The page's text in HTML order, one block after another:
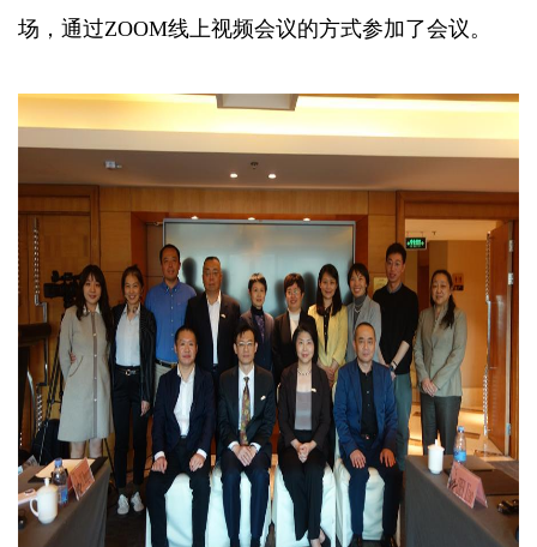
场，通过ZOOM线上视频会议的方式参加了会议。